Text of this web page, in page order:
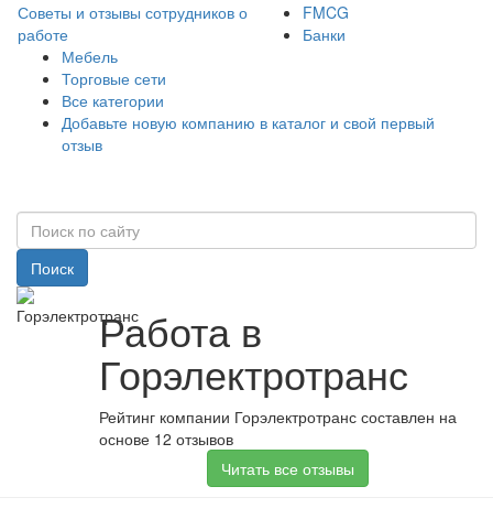
Советы и отзывы сотрудников о
работе
FMCG
Банки
Мебель
Торговые сети
Все категории
Добавьте новую компанию в каталог и свой первый
отзыв
Поиск
Работа в
Горэлектротранс
Рейтинг компании Горэлектротранс составлен на
основе 12 отзывов
Читать все отзывы